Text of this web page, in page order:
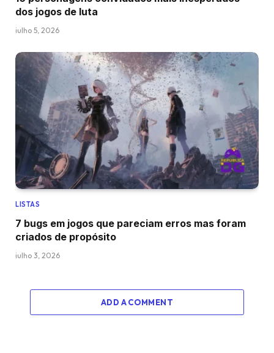
dos jogos de luta
julho 5, 2026
LISTAS
7 bugs em jogos que pareciam erros mas foram
criados de propósito
julho 3, 2026
ADD A COMMENT